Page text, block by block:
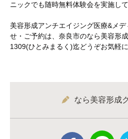
ニックでも随時無料体験会を実施して
美容形成アンチエイジング医療&メ
せ・ご予約は、奈良市のなら美容形
1309(ひとみまるく)迄どうぞお気軽
なら美容形成